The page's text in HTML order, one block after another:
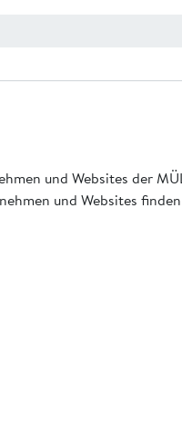
und Websites der
und Websites